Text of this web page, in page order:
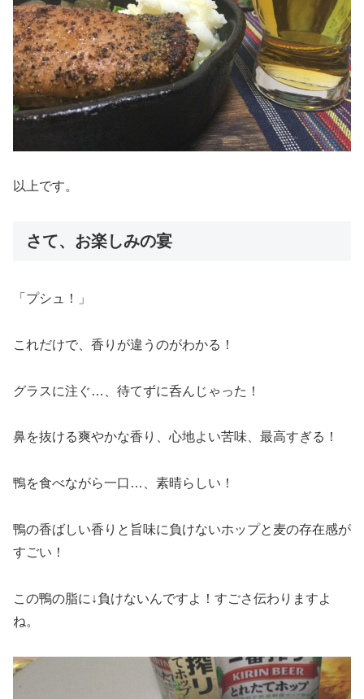
以上です。
さて、お楽しみの宴
「プシュ！」
これだけで、香りが違うのがわかる！
グラスに注ぐ…、待てずに呑んじゃった！
鼻を抜ける爽やかな香り、心地よい苦味、最高すぎる！
鴨を食べながら一口…、素晴らしい！
鴨の香ばしい香りと旨味に負けないホップと麦の存在感が
すごい！
この鴨の脂に↓負けないんですよ！すごさ伝わりますよ
ね。